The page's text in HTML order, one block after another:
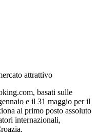
attrattivo
basati sulle
e il 31 maggio per il
al primo posto assoluto
internazionali,